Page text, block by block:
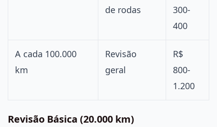
de rodas
300-
400
A cada 100.000
km
Revisão
geral
R$
800-
1.200
Revisão Básica (20.000 km)